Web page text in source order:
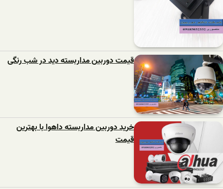
قیمت دوربین مداربسته دید در شب رنگی
خرید دوربین مداربسته داهوا با بهترین
قیمت